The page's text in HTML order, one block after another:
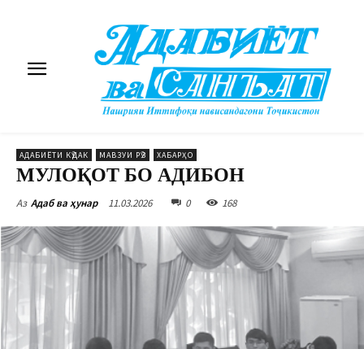
АДАБИЁТИ КӮДАК МАВЗУИ РӮЗ ХАБАРҲО
МУЛОҚОТ БО АДИБОН
Аз Адаб ва ҳунар 11.03.2026 0 168